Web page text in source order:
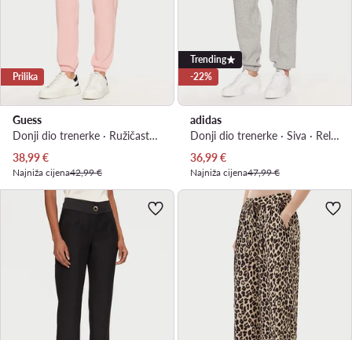
Prilika
Guess
Donji dio trenerke · Ružičasta · Regular Fit
Trenutna cijena
38,99€
Najniža cijena42,99 €
Trending
-22%
adidas
Donji dio trenerke · Siva · Relaxed Fit
Trenutna cijena
36,99€
Najniža cijena47,99 €